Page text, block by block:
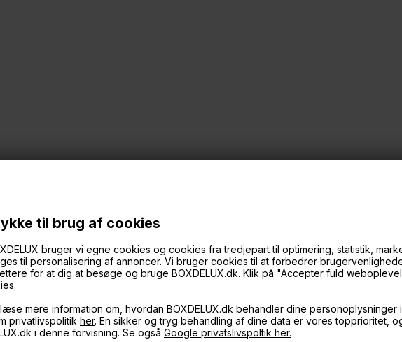
til brug af cookies
bruger vi egne cookies og cookies fra tredjepart til optimering, statistik,
til personalisering af annoncer. Vi bruger cookies til at forbedrer
for at dig at besøge og bruge BOXDELUX.dk. Klik på "Accepter fuld
mere information om, hvordan BOXDELUX.dk behandler dine
privatlivspolitik her. En sikker og tryg behandling af dine data er vores topprioritet,
i denne forvisning. Se også Google privatslivspoltik her.
ANDRE IDÉER